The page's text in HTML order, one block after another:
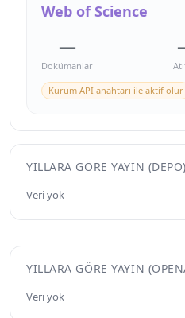
Web of Science
—
Dokümanlar
Kurum API anahtarı ile aktif olur
YILLARA GÖRE YAYIN (DEPO)
Veri yok
YILLARA GÖRE YAYIN
Veri yok